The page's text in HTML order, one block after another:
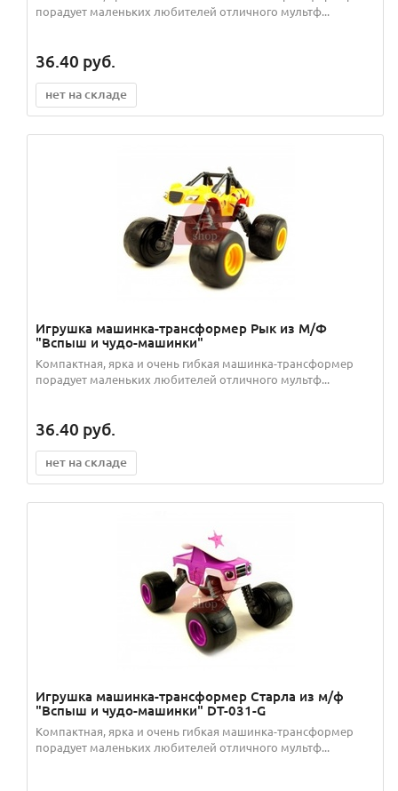
порадует маленьких любителей отличного мультф...
36.40 руб.
нет на складе
Игрушка машинка-трансформер Рык из М/Ф
"Вспыш и чудо-машинки"
Компактная, ярка и очень гибкая машинка-трансформер
порадует маленьких любителей отличного мультф...
36.40 руб.
нет на складе
Игрушка машинка-трансформер Старла из м/ф
"Вспыш и чудо-машинки" DT-031-G
Компактная, ярка и очень гибкая машинка-трансформер
порадует маленьких любителей отличного мультф...